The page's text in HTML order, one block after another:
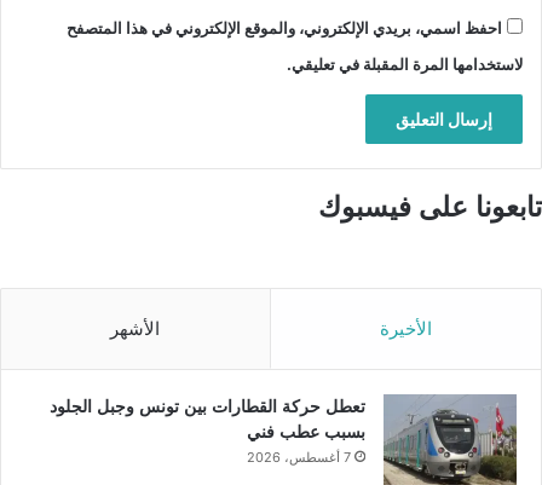
احفظ اسمي، بريدي الإلكتروني، والموقع الإلكتروني في هذا المتصفح
لاستخدامها المرة المقبلة في تعليقي.
تابعونا على فيسبوك
الأخيرة الأشهر
تعطل حركة القطارات بين تونس وجبل الجلود
بسبب عطب فني
7 أغسطس، 2026